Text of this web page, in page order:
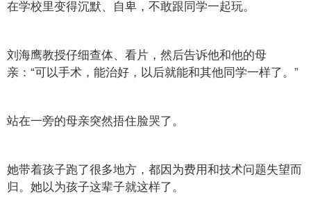
在学校里变得沉默、自卑，不敢跟同学一起玩。
刘海鹰教授仔细查体、看片，然后告诉他和他的母
亲：“可以手术，能治好，以后就能和其他同学一样了。”
站在一旁的母亲突然捂住脸哭了。
她带着孩子跑了很多地方，都因为费用和技术问题失望而
归。她以为孩子这辈子就这样了。